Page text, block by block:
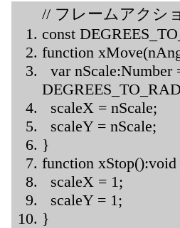
// フレームアクシ
const
function
var
scaleX = nScale;
scaleY = nScale;
}
function
scaleX = 1;
scaleY = 1;
}